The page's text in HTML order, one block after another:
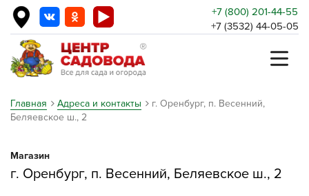
+7 (800) 201-44-55
+7 (3532) 44-05-05
Главная Адреса и контакты
г. Оренбург, п. Весенний,
Беляевское ш., 2
Магазин
г. Оренбург, п. Весенний, Беляевское ш., 2